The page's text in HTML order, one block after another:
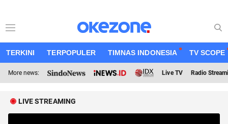
TERKINI TERPOPULER TIMNAS INDONESIA TV SCOPE
More news: Live TV Radio
LIVE STREAMING